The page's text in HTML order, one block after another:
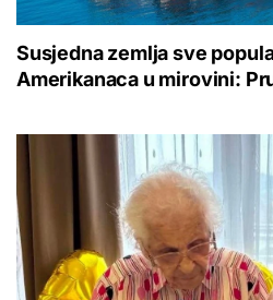
Susjedna zemlja sve
Amerikanaca u mirovini: